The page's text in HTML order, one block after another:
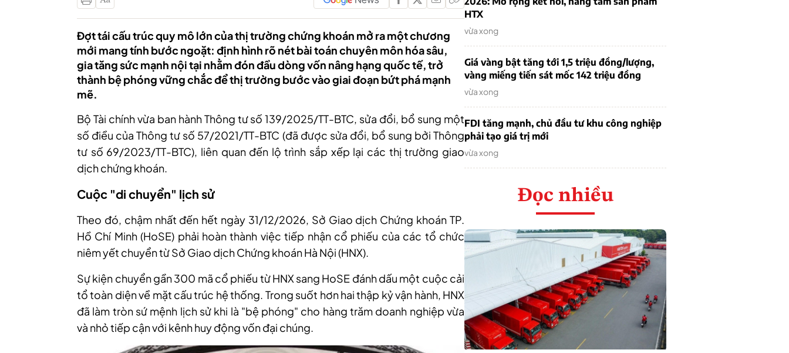
Đợt tái cấu trúc quy mô lớn của thị trường chứng khoán mở ra một chương
mới mang tính bước ngoặt: định hình rõ nét bài toán chuyên môn hóa sâu,
gia tăng sức mạnh nội tại nhằm đón đầu dòng vốn nâng hạng quốc tế, trở
thành bệ phóng vững chắc để thị trường bước vào giai đoạn bứt phá mạnh
mẽ.
Bộ Tài chính vừa ban hành Thông tư số 139/2025/TT-BTC, sửa đổi, bổ sung một
số điều của Thông tư số 57/2021/TT-BTC (đã được sửa đổi, bổ sung bởi Thông
tư số 69/2023/TT-BTC), liên quan đến lộ trình sắp xếp lại các thị trường giao
dịch chứng khoán.
Cuộc "di chuyển" lịch sử
Theo đó, chậm nhất đến hết ngày 31/12/2026, Sở Giao dịch Chứng khoán TP.
Hồ Chí Minh (HoSE) phải hoàn thành việc tiếp nhận cổ phiếu của các tổ chức
niêm yết chuyển từ Sở Giao dịch Chứng khoán Hà Nội (HNX).
Sự kiện chuyển gần 300 mã cổ phiếu từ HNX sang HoSE đánh dấu một cuộc cải
tổ toàn diện về mặt cấu trúc hệ thống. Trong suốt hơn hai thập kỷ vận hành, HNX
đã làm tròn sứ mệnh lịch sử khi là "bệ phóng" cho hàng trăm doanh nghiệp vừa
và nhỏ tiếp cận với kênh huy động vốn đại chúng.
HTX
vừa xong
Giá vàng bật tăng tới 1,5 triệu đồng/lượng,
vàng miếng tiến sát mốc 142 triệu đồng
vừa xong
FDI tăng mạnh, chủ đầu tư khu công nghiệp
phải tạo giá trị mới
vừa xong
Đọc nhiều